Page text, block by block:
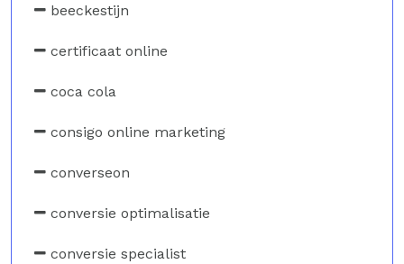
beeckestijn
certificaat online
coca cola
consigo online marketing
converseon
conversie optimalisatie
conversie specialist